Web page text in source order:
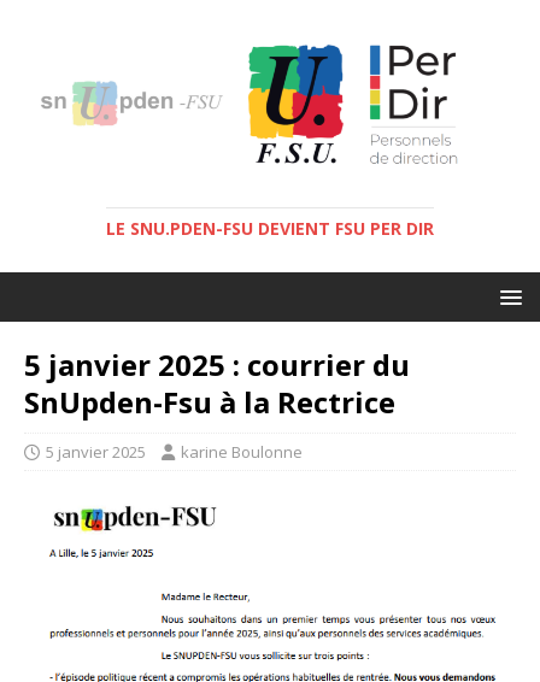
LE SNU.PDEN-FSU DEVIENT FSU PER DIR
5 janvier 2025 : courrier du
SnUpden-Fsu à la Rectrice
5 janvier 2025 karine Boulonne